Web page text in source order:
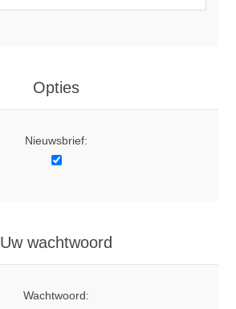
Opties
Nieuwsbrief:
Uw wachtwoord
Wachtwoord: